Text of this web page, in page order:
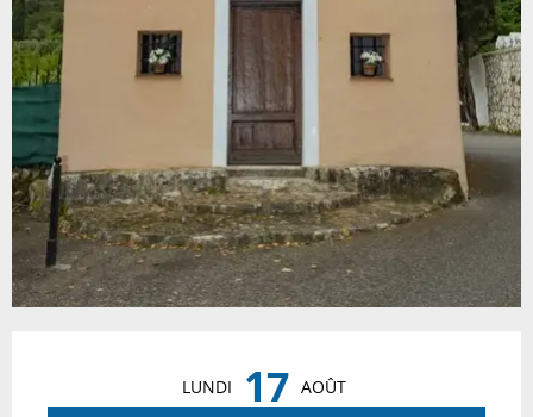
LUNDI 17 AOÛT